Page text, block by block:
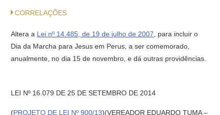
CORRELAÇÕES
Altera a Lei nº 14.485, de 19 de julho de 2007 , para incluir o
Dia da Marcha para Jesus em Perus, a ser comemorado,
anualmente, no dia 15 de novembro, e dá outras providências.
LEI Nº 16.079 DE 25 DE SETEMBRO DE 2014
(PROJETO DE LEI Nº 900/13)(VEREADOR EDUARDO TUMA –